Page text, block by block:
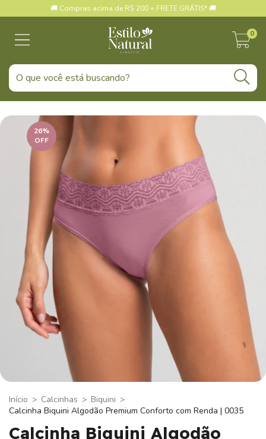
🚚 Compras acima de R$ 200 = FRETE GRÁTIS* 🚚
0
26%
OFF
Início > Calcinhas > Biquini >
Calcinha Biquini Algodão Premium Conforto com Renda | 0035
Calcinha Biquini Algodão